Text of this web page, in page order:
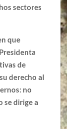
sectores
que
Presidenta
de
derecho al
no
se dirige a